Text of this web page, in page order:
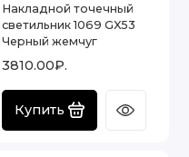
Накладной точечный
светильник 1069 GX53
Черный жемчуг
3810.00₽.
Купить